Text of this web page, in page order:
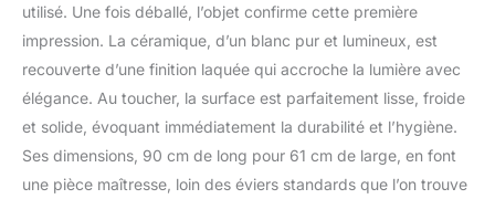
utilisé. Une fois déballé, l’objet confirme cette première
impression. La céramique, d’un blanc pur et lumineux, est
recouverte d’une finition laquée qui accroche la lumière avec
élégance. Au toucher, la surface est parfaitement lisse, froide
et solide, évoquant immédiatement la durabilité et l’hygiène.
Ses dimensions, 90 cm de long pour 61 cm de large, en font
une pièce maîtresse, loin des éviers standards que l’on trouve